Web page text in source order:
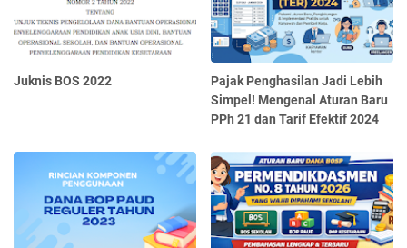
Juknis BOS 2022
Pajak Penghasilan Jadi Lebih
Simpel! Mengenal Aturan Baru
PPh 21 dan Tarif Efektif 2024